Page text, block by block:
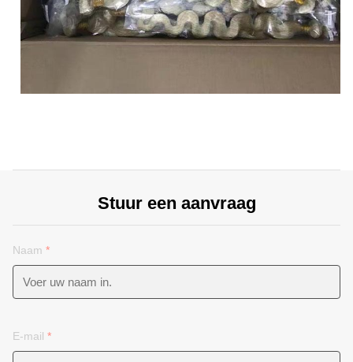
Stuur een aanvraag
Naam *
E-mail *